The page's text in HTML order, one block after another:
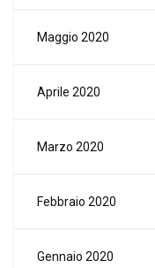
Maggio 2020
Aprile 2020
Marzo 2020
Febbraio 2020
Gennaio 2020